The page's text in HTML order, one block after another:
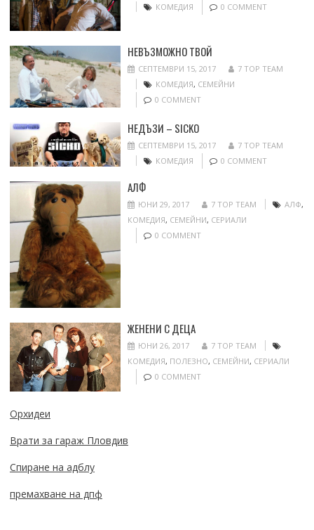
КОМЕДИЯ
0 COMMENT
НЕВЪЗМОЖНО ТВОЙ
СЕПТЕМВРИ 15, 2017
7 TOP TEAM
КОМЕДИЯ, СЕМЕЙНИ
0 COMMENT
НЕДЪЗИ – SICKO
СЕПТЕМВРИ 15, 2017
7 TOP TEAM
КОМЕДИЯ
0 COMMENT
АЛФ
ЮНИ 29, 2017 7 TOP TEAM АЛФ,
КОМЕДИЯ, СЕМЕЙНИ, СЕРИАЛИ
0 COMMENT
ЖЕНЕНИ С ДЕЦА
ЮНИ 26, 2017
7 TOP TEAM
КОМЕДИЯ, ПОЛЕЗНО, СЕМЕЙНИ, СЕРИАЛИ
0 COMMENT
Орхидеи
Врати за гараж Пловдив
Спиране на адблу
премахване на дпф